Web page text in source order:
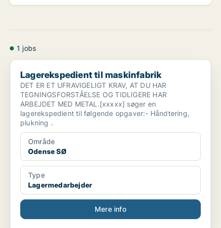
1 jobs
Lagerekspedient til maskinfabrik
Lagerekspedient til maskinfabrik
DET ER ET UFRAVIGELIGT KRAV, AT DU HAR
TEGNINGSFORSTÅELSE OG TIDLIGERE HAR
ARBEJDET MED METAL.[xxxxx] søger en
lagerekspedient til følgende opgaver:- Håndtering,
plukning .
Område
Odense SØ
Type
Lagermedarbejder
Mere info